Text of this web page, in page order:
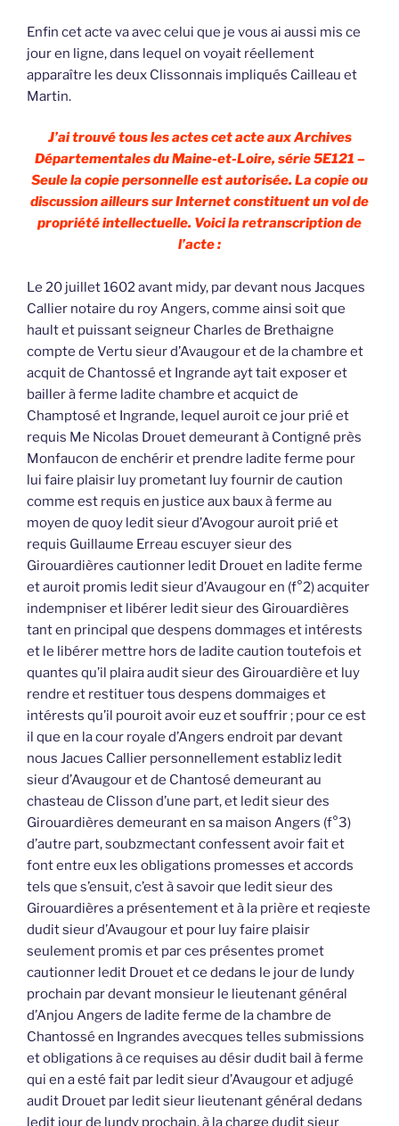
Enfin cet acte va avec celui que je vous ai aussi mis ce
jour en ligne, dans lequel on voyait réellement
apparaître les deux Clissonnais impliqués Cailleau et
Martin.
J’ai trouvé tous les actes cet acte aux Archives
Départementales du Maine-et-Loire, série 5E121 –
Seule la copie personnelle est autorisée. La copie ou
discussion ailleurs sur Internet constituent un vol de
propriété intellectuelle. Voici la retranscription de
l’acte :
Le 20 juillet 1602 avant midy, par devant nous Jacques
Callier notaire du roy Angers, comme ainsi soit que
hault et puissant seigneur Charles de Brethaigne
compte de Vertu sieur d’Avaugour et de la chambre et
acquit de Chantossé et Ingrande ayt tait exposer et
bailler à ferme ladite chambre et acquict de
Champtosé et Ingrande, lequel auroit ce jour prié et
requis Me Nicolas Drouet demeurant à Contigné près
Monfaucon de enchérir et prendre ladite ferme pour
lui faire plaisir luy prometant luy fournir de caution
comme est requis en justice aux baux à ferme au
moyen de quoy ledit sieur d’Avogour auroit prié et
requis Guillaume Erreau escuyer sieur des
Girouardières cautionner ledit Drouet en ladite ferme
et auroit promis ledit sieur d’Avaugour en (f°2) acquiter
indempniser et libérer ledit sieur des Girouardières
tant en principal que despens dommages et intérests
et le libérer mettre hors de ladite caution toutefois et
quantes qu’il plaira audit sieur des Girouardière et luy
rendre et restituer tous despens dommaiges et
intérests qu’il pouroit avoir euz et souffrir ; pour ce est
il que en la cour royale d’Angers endroit par devant
nous Jacues Callier personnellement establiz ledit
sieur d’Avaugour et de Chantosé demeurant au
chasteau de Clisson d’une part, et ledit sieur des
Girouardières demeurant en sa maison Angers (f°3)
d’autre part, soubzmectant confessent avoir fait et
font entre eux les obligations promesses et accords
tels que s’ensuit, c’est à savoir que ledit sieur des
Girouardières a présentement et à la prière et reqieste
dudit sieur d’Avaugour et pour luy faire plaisir
seulement promis et par ces présentes promet
cautionner ledit Drouet et ce dedans le jour de lundy
prochain par devant monsieur le lieutenant général
d’Anjou Angers de ladite ferme de la chambre de
Chantossé en Ingrandes avecques telles submissions
et obligations à ce requises au désir dudit bail à ferme
qui en a esté fait par ledit sieur d’Avaugour et adjugé
audit Drouet par ledit sieur lieutenant général dedans
ledit jour de lundy prochain, à la charge dudit sieur